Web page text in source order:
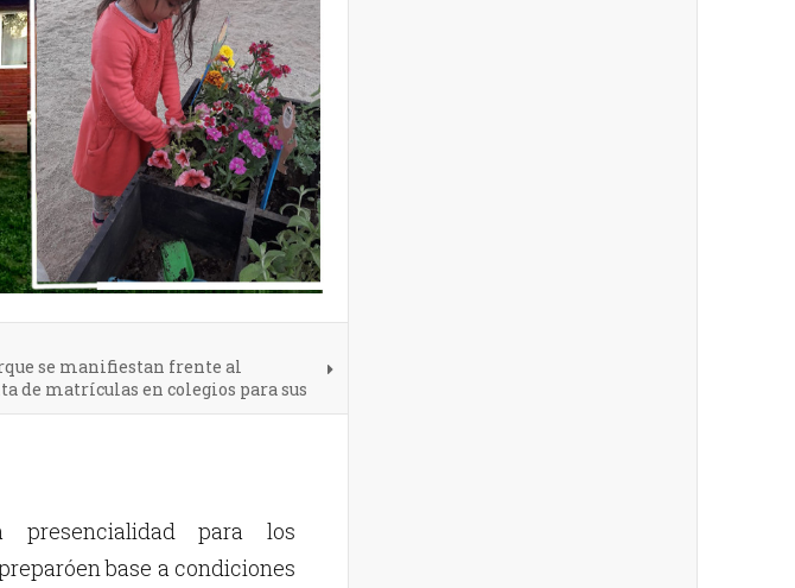
se manifiestan frente al
de matrículas en colegios para sus
para los
en base a condiciones